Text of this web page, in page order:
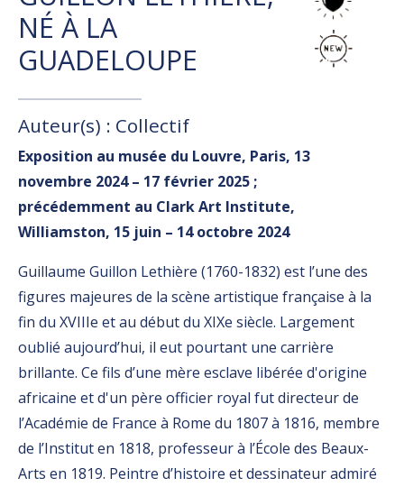
NÉ À LA
GUADELOUPE
Auteur(s) : Collectif
Exposition au musée du Louvre, Paris, 13
novembre 2024 – 17 février 2025 ;
précédemment au Clark Art Institute,
Williamston, 15 juin – 14 octobre 2024
Guillaume Guillon Lethière (1760-1832) est l’une des
figures majeures de la scène artistique française à la
fin du XVIIIe et au début du XIXe siècle. Largement
oublié aujourd’hui, il eut pourtant une carrière
brillante. Ce fils d’une mère esclave libérée d'origine
africaine et d'un père officier royal fut directeur de
l’Académie de France à Rome du 1807 à 1816, membre
de l’Institut en 1818, professeur à l’École des Beaux-
Arts en 1819. Peintre d’histoire et dessinateur admiré